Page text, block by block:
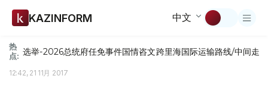
KAZINFORM 中文
热
点: 选举-2026总统府任免事件国情咨文跨里海国际运输路线/中间走廊
12:42, 21 11月 2017